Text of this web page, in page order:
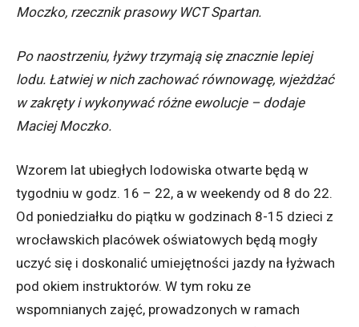
Moczko, rzecznik prasowy WCT Spartan.
Po naostrzeniu, łyżwy trzymają się znacznie lepiej
lodu. Łatwiej w nich zachować równowagę, wjeżdżać
w zakręty i wykonywać różne ewolucje – dodaje
Maciej Moczko.
Wzorem lat ubiegłych lodowiska otwarte będą w
tygodniu w godz. 16 – 22, a w weekendy od 8 do 22.
Od poniedziałku do piątku w godzinach 8-15 dzieci z
wrocławskich placówek oświatowych będą mogły
uczyć się i doskonalić umiejętności jazdy na łyżwach
pod okiem instruktorów. W tym roku ze
wspomnianych zajęć, prowadzonych w ramach